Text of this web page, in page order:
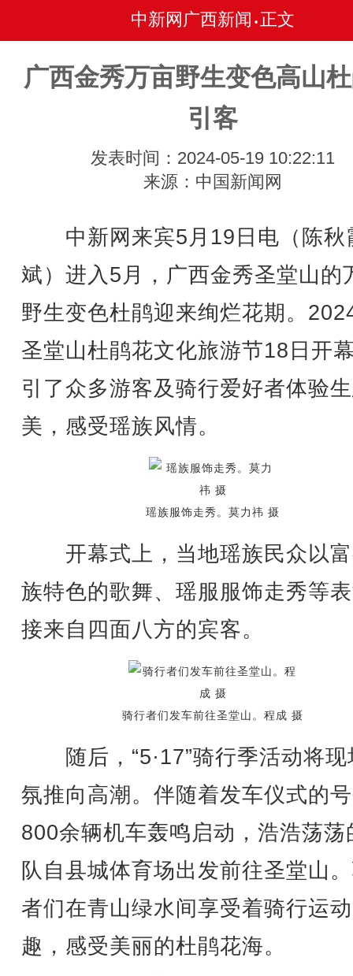
中新网广西新闻 • 正文
广西金秀万亩野生变色高山
引客
发表时间：2024-05-19 10:22:11
来源：中国新闻网
中新网来宾5月19日电（陈秋
斌）进入5月，广西金秀圣堂山的
野生变色杜鹃迎来绚烂花期。
圣堂山杜鹃花文化旅游节18日开
引了众多游客及骑行爱好者体验
美，感受瑶族风情。
瑶族服饰走秀。莫力祎 摄
开幕式上，当地瑶族民众以
族特色的歌舞、瑶服服饰走秀等
接来自四面八方的宾客。
骑行者们发车前往圣堂山。程成 摄
随后，“5·17”骑行季活动将现
氛推向高潮。伴随着发车仪式的
800余辆机车轰鸣启动，浩浩荡荡
队自县城体育场出发前往圣堂山
者们在青山绿水间享受着骑行运
趣，感受美丽的杜鹃花海。